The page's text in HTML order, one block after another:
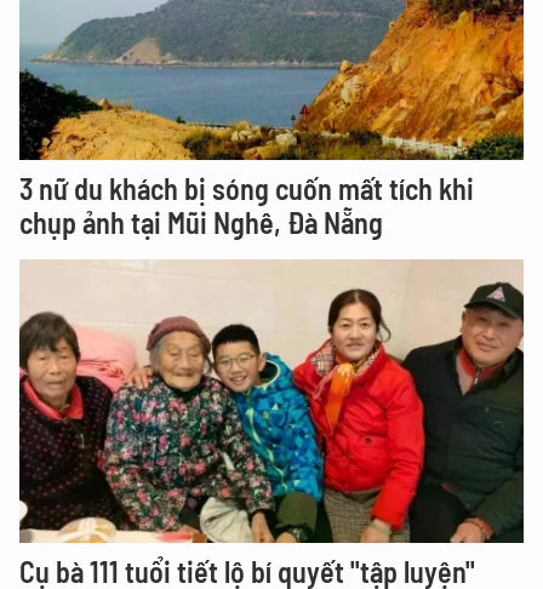
3 nữ du khách bị sóng cuốn mất tích khi
chụp ảnh tại Mũi Nghê, Đà Nẵng
Cụ bà 111 tuổi tiết lộ bí quyết "tập luyện"